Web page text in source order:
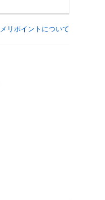
リポイントについて